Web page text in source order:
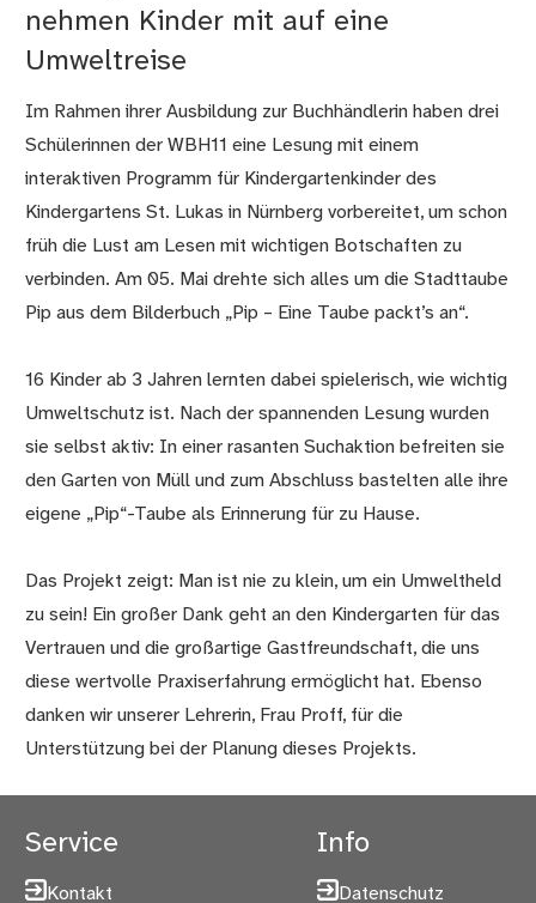
nehmen Kinder mit auf eine
Umweltreise
Im Rahmen ihrer Ausbildung zur Buchhändlerin haben drei
Schülerinnen der WBH11 eine Lesung mit einem
interaktiven Programm für Kindergartenkinder des
Kindergartens St. Lukas in Nürnberg vorbereitet, um schon
früh die Lust am Lesen mit wichtigen Botschaften zu
verbinden. Am 05. Mai drehte sich alles um die Stadttaube
Pip aus dem Bilderbuch „Pip – Eine Taube packt’s an“.
16 Kinder ab 3 Jahren lernten dabei spielerisch, wie wichtig
Umweltschutz ist. Nach der spannenden Lesung wurden
sie selbst aktiv: In einer rasanten Suchaktion befreiten sie
den Garten von Müll und zum Abschluss bastelten alle ihre
eigene „Pip“-Taube als Erinnerung für zu Hause.
Das Projekt zeigt: Man ist nie zu klein, um ein Umweltheld
zu sein! Ein großer Dank geht an den Kindergarten für das
Vertrauen und die großartige Gastfreundschaft, die uns
diese wertvolle Praxiserfahrung ermöglicht hat. Ebenso
danken wir unserer Lehrerin, Frau Proff, für die
Unterstützung bei der Planung dieses Projekts.
Service
Kontakt
Info
Datenschutz